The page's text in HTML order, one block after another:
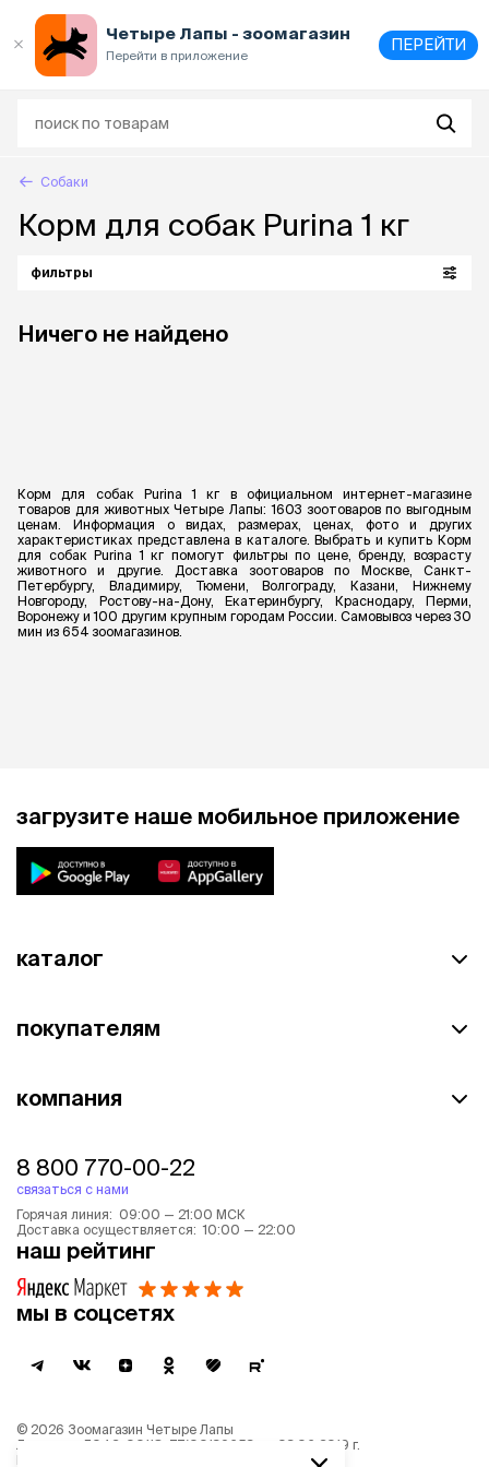
Четыре Лапы - зоомагазин
Перейти в приложение
ПЕРЕЙТИ
Собаки
Корм для собак Purina 1 кг
фильтры
Ничего не найдено
Корм для собак Purina 1 кг в официальном интернет-магазине
товаров для животных Четыре Лапы: 1603 зоотоваров по выгодным
ценам. Информация о видах, размерах, ценах, фото и других
характеристиках представлена в каталоге. Выбрать и купить Корм
для собак Purina 1 кг помогут фильтры по цене, бренду, возрасту
животного и другие. Доставка зоотоваров по Москве, Санкт-
Петербургу, Владимиру, Тюмени, Волгограду, Казани, Нижнему
Новгороду, Ростову-на-Дону, Екатеринбургу, Краснодару, Перми,
Воронежу и 100 другим крупным городам России. Самовывоз через 30
мин из 654 зоомагазинов.
загрузите наше мобильное приложение
каталог
покупателям
компания
8 800 770-00-22
связаться с нами
Горячая линия: 09:00 — 21:00 МСК
Доставка осуществляется: 10:00 — 22:00
наш рейтинг
мы в соцсетях
© 2026 Зоомагазин Четыре Лапы
Лицензия: Л042-00118-77/00139653 от 03.06.2019 г.
Политика обработки персональных данных